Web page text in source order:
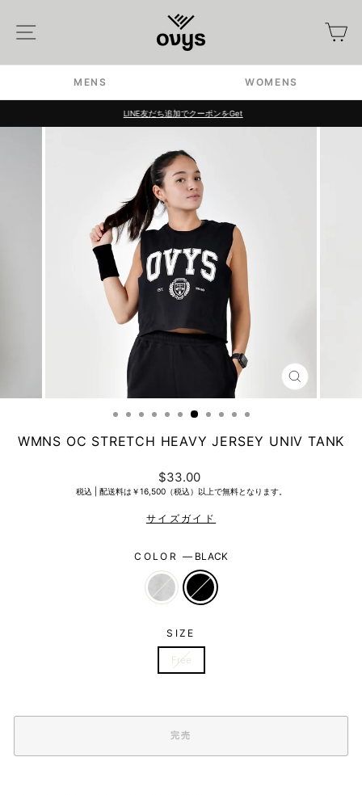
content
MENS WOMENS
Pause
LINE友だち追加でクーポンをGet
CLOSE
(ESC)
WMNS OC STRETCH HEAVY JERSEY UNIV TANK
Regular
price
$33.00
税込 | 配送料は￥16,500（税込）以上で無料となります。
COLOR — BLACK
SIZE
Free
完売